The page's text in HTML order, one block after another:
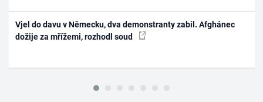
Vjel do davu v Německu, dva demonstranty zabil. Afghánec
dožije za mřížemi, rozhodl soud